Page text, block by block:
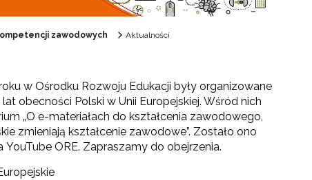
zawodowych Aktualności
w Ośrodku Rozwoju Edukacji były organizowane
obecności Polski w Unii Europejskiej. Wśród nich
„O e-materiałach do kształcenia zawodowego,
zmieniają kształcenie zawodowe”. Zostało ono
ORE. Zapraszamy do obejrzenia.